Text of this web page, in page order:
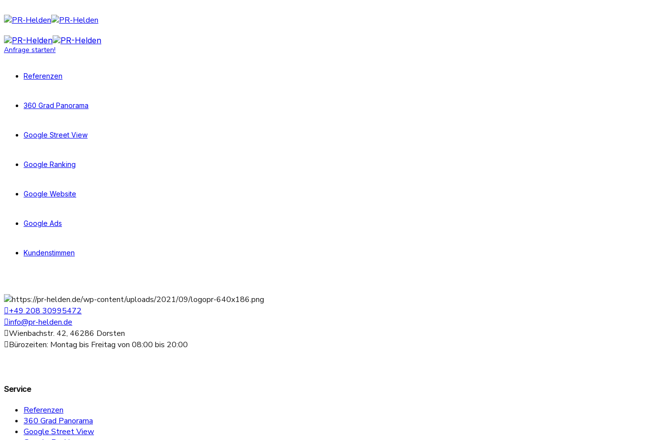
Anfrage starten!
Referenzen
360 Grad Panorama
Google Street View
Google Ranking
Google Website
Google Ads
Kundenstimmen
+49 208 30995472
info@pr-helden.de
Wienbachstr. 42, 46286 Dorsten
Bürozeiten: Montag bis Freitag von 08:00 bis 20:00
Service
Referenzen
360 Grad Panorama
Google Street View